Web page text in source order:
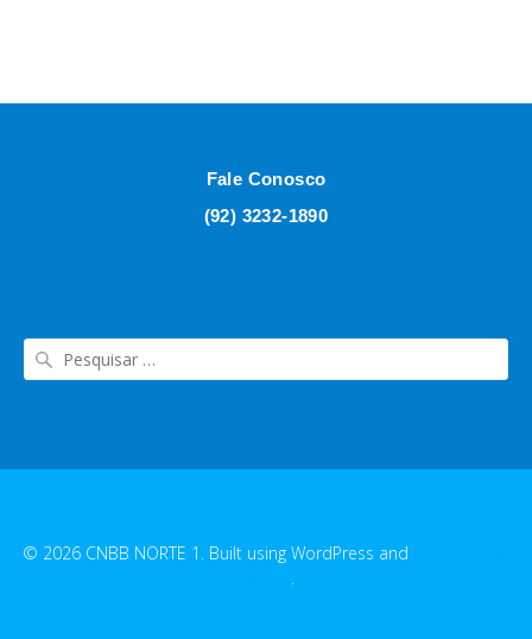
Fale Conosco
(92) 3232-1890
© 2026 CNBB NORTE 1. Built using WordPress and
.